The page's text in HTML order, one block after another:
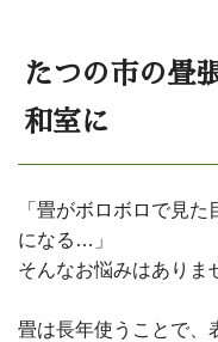
たつの市の畳
和室に
「畳がボロボロで見
になる…」
そんなお悩みはありま
畳は長年使うことで、